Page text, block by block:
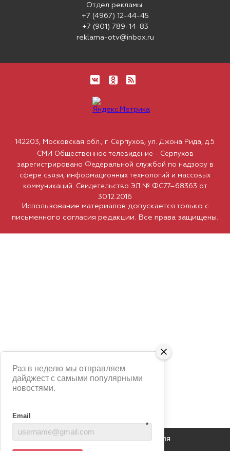
Отдел рекламы:
+7 (4967) 12-44-45
+7 (901) 789-14-83
reklama-otv@inbox.ru
Использование материалов допускается только с
письменного согласия редакции. Все права защищены.
142203, Московская обл., г. Серпухов, ул. Джона Рида, д.5
СМИ Общественное телевидение - Серпухов
зарегистрировано Федеральной службой по надзору в
сфере связи, информационных технологий и массовых
коммуникаций. Свидетельство ЭЛ № ФС77–68363 от
30.12.2016
Раз в неделю мы отправляем
дайджест с самыми популярными
новостями.
Email
*
Сайт использует сервис Яндекс Метрика для